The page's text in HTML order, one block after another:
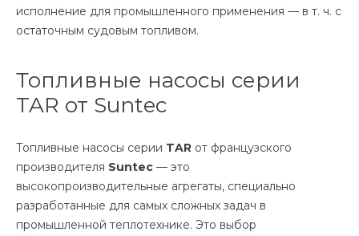
исполнение для промышленного применения — в т. ч. с
остаточным судовым топливом.
Топливные насосы серии
TAR от Suntec
Топливные насосы серии TAR от французского
производителя Suntec — это
высокопроизводительные агрегаты, специально
разработанные для самых сложных задач в
промышленной теплотехнике. Это выбор